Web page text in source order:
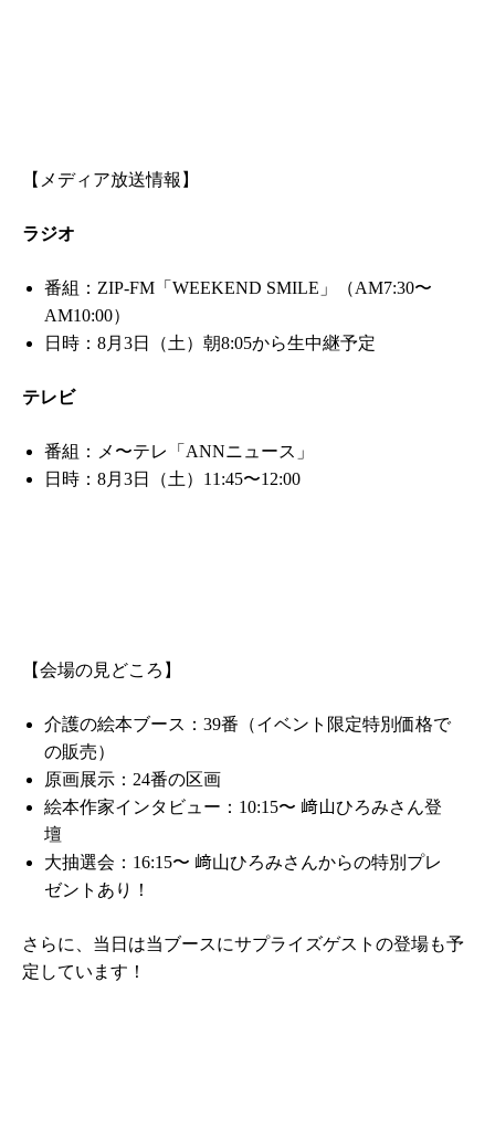
【メディア放送情報】
ラジオ
番組：ZIP-FM「WEEKEND SMILE」（AM7:30〜
AM10:00）
日時：8月3日（土）朝8:05から生中継予定
テレビ
番組：メ〜テレ「ANNニュース」
日時：8月3日（土）11:45〜12:00
【会場の見どころ】
介護の絵本ブース：39番（イベント限定特別価格で
の販売）
原画展示：24番の区画
絵本作家インタビュー：10:15〜 﨑山ひろみさん登
壇
大抽選会：16:15〜 﨑山ひろみさんからの特別プレ
ゼントあり！
さらに、当日は当ブースにサプライズゲストの登場も予
定しています！